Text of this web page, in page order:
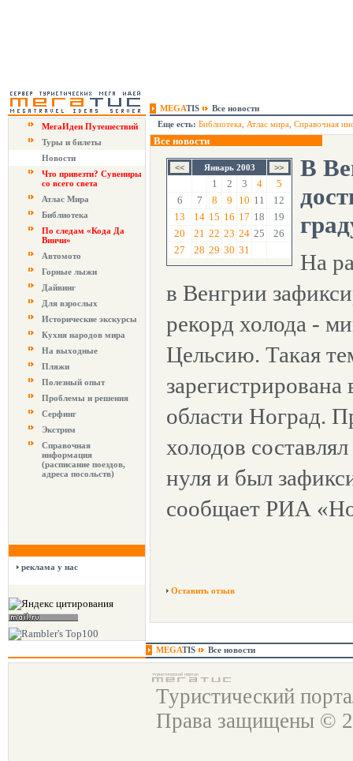
MEGATIS
Все новости
МегаИдеи Путешествий
Туры и билеты
Новости
Что привезти? Сувениры
со всего света
Атлас Мира
Библиотека
По следам «Кода Да
Винчи»
Автомото
Горные лыжи
Дайвинг
Для взрослых
Исторические экскурсы
Кухня народов мира
На выходные
Пляжи
Полезный опыт
Проблемы и решения
Серфинг
Экстрим
Справочная
информация
(расписание поездов,
адреса посольств)
реклама у нас
Еще есть: Библиотека Атлас мира Справочная
Все новости
Январь 2003
1 2 3 4
5
6
7 8 9 10 11
12
13
14 15 16 17 18
19
20
21 22 23 24 25
26
27
28 29 30 31
В
На
в Венгрии
рекорд холода -
Цельсию. Такая
зарегистрирована
области Ноград.
холодов
нуля и был
сообщает РИА
Оставить отзыв
MEGATIS Все новости
Туристический
Права защищены ©